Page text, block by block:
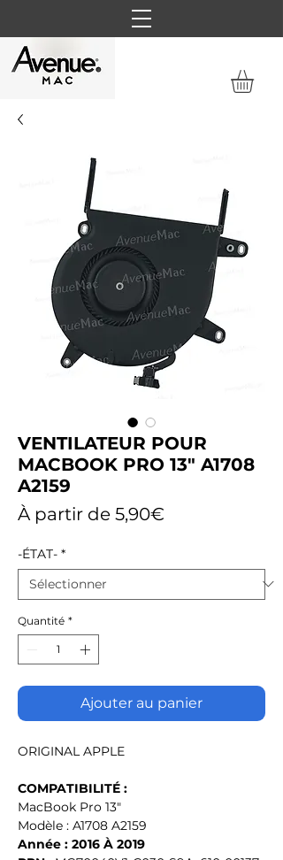
VENTILATEUR POUR
MACBOOK PRO 13" A1708
A2159
À partir de 5,90€
-ÉTAT- *
Quantité *
Ajouter au panier
ORIGINAL APPLE
COMPATIBILITÉ :
MacBook Pro 13"
Modèle : A1708 A2159
Année : 2016 À 2019